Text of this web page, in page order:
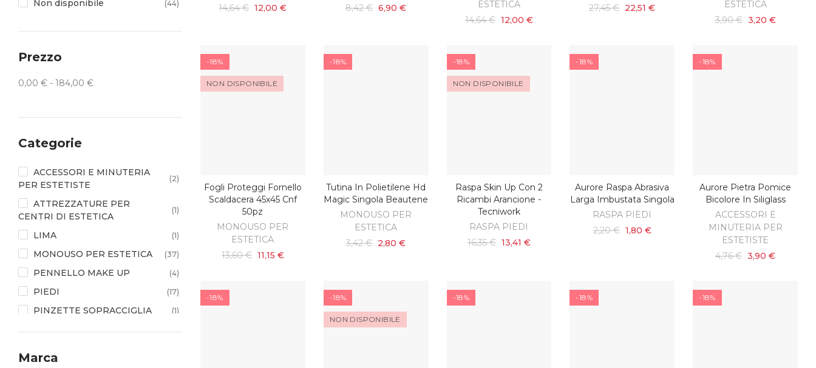
14,64 € 12,00 €
8,42 € 6,90 €
ESTETICA
14,64 € 12,00 €
27,45 € 22,51 €
ESTETICA
3,90 € 3,20 €
-18%
NON DISPONIBILE
SCOPRI
Fogli Proteggi Fornello
Scaldacera 45x45 Cnf
50pz
MONOUSO PER
ESTETICA
13,60 € 11,15 €
-18%
AGGIUNGI AL CARRELLO
Tutina In Polietilene Hd
Magic Singola Beautene
MONOUSO PER
ESTETICA
3,42 € 2,80 €
-18%
NON DISPONIBILE
SCOPRI
Raspa Skin Up Con 2
Ricambi Arancione -
Tecniwork
RASPA PIEDI
16,35 € 13,41 €
-18%
AGGIUNGI AL CARRELLO
Aurore Raspa Abrasiva
Larga Imbustata Singola
RASPA PIEDI
2,20 € 1,80 €
-18%
AGGIUNGI AL CARRELLO
Aurore Pietra Pomice
Bicolore In Siliglass
ACCESSORI E
MINUTERIA PER
ESTETISTE
4,76 € 3,90 €
-18% -18%
NON DISPONIBILE
-18% -18% -18%
Non disponibile (44)
Prezzo
0,00 € - 184,00 €
Categorie
ACCESSORI E MINUTERIA
PER ESTETISTE
(2)
ATTREZZATURE PER
CENTRI DI ESTETICA
(1)
LIMA (1)
MONOUSO PER ESTETICA (37)
PENNELLO MAKE UP (4)
PIEDI (17)
PINZETTE SOPRACCIGLIA (1)
PUNTA PER
RASPA PIEDI
Marca